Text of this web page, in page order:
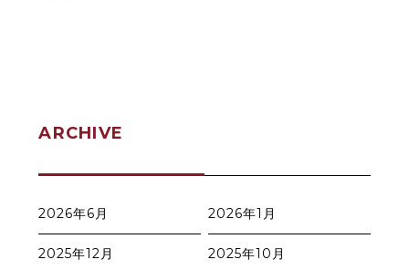
ARCHIVE
2026年6月 2026年1月
2025年12月 2025年10月